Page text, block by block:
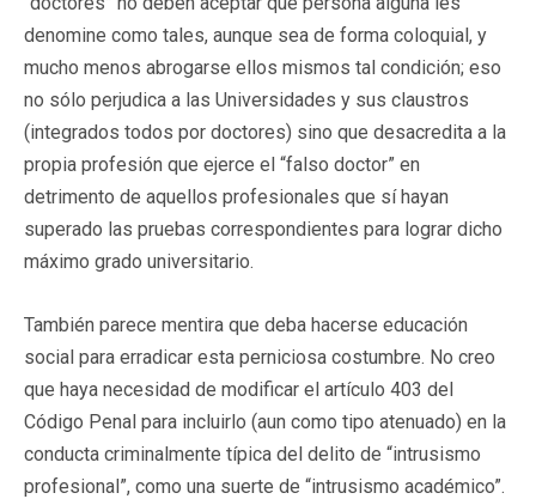
denomine como tales, aunque sea de forma coloquial, y
mucho menos abrogarse ellos mismos tal condición; eso
no sólo perjudica a las Universidades y sus claustros
(integrados todos por doctores) sino que desacredita a la
propia profesión que ejerce el “falso doctor” en
detrimento de aquellos profesionales que sí hayan
superado las pruebas correspondientes para lograr dicho
máximo grado universitario.
También parece mentira que deba hacerse educación
social para erradicar esta perniciosa costumbre. No creo
que haya necesidad de modificar el artículo 403 del
Código Penal para incluirlo (aun como tipo atenuado) en la
conducta criminalmente típica del delito de “intrusismo
profesional”, como una suerte de “intrusismo académico”.